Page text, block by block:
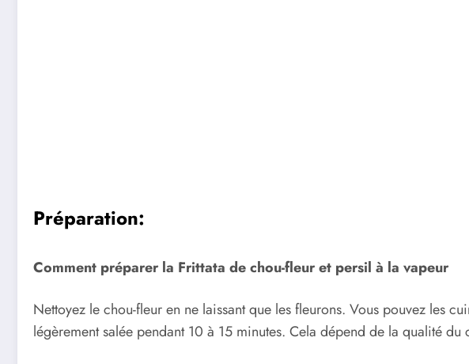
Préparation:
Comment préparer la Frittata de chou-fleur et persil à la vapeur
Nettoyez le chou-fleur en ne laissant que les fleurons. Vous pouvez les
légèrement salée pendant 10 à 15 minutes. Cela dépend de la qualité